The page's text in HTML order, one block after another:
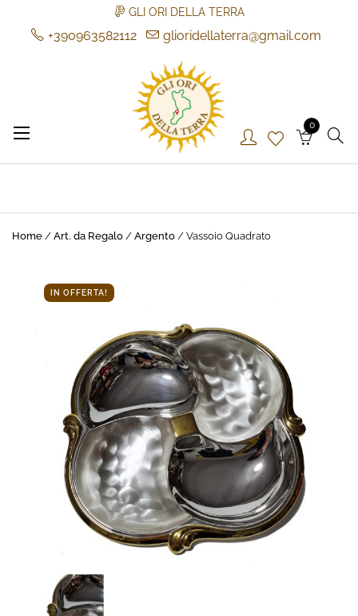
GLI ORI DELLA TERRA
+390963582112
glioridellaterra@gmail.com
Gli Ori della Terra
Gli Ori della Terra
0
Home / Art. da Regalo / Argento / Vassoio Quadrato
IN OFFERTA!